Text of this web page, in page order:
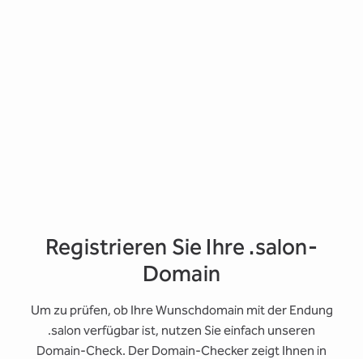
Registrieren Sie Ihre .salon-
Domain
Um zu prüfen, ob Ihre Wunschdomain mit der Endung
.salon verfügbar ist, nutzen Sie einfach unseren
Domain-Check. Der Domain-Checker zeigt Ihnen in